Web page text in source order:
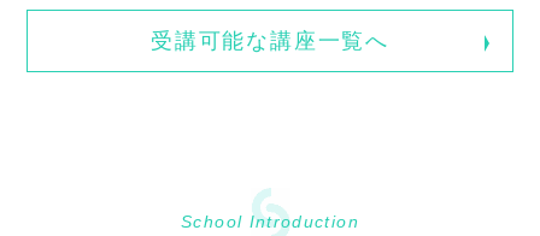
受講可能な講座一覧へ
School Introduction